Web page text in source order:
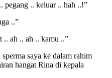
pegang .. keluar .. hah ..!”
..”
ah .. ah .. kamu ..”
saya ke dalam rahim
hangat Rina di kepala